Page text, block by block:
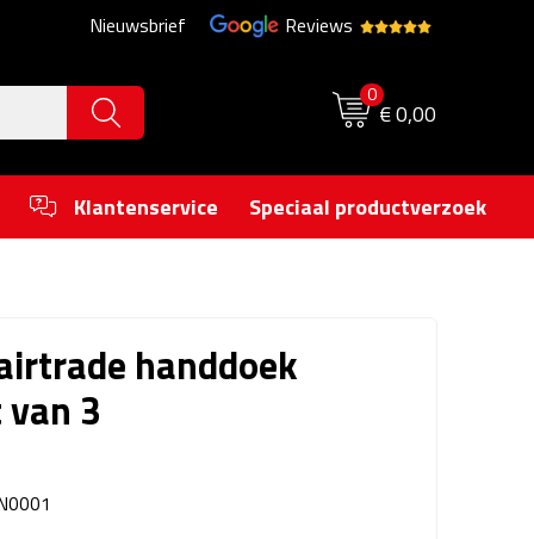
Nieuwsbrief Reviews
0
€ 0,00
Klantenservice Speciaal productverzoek
handdoek
3